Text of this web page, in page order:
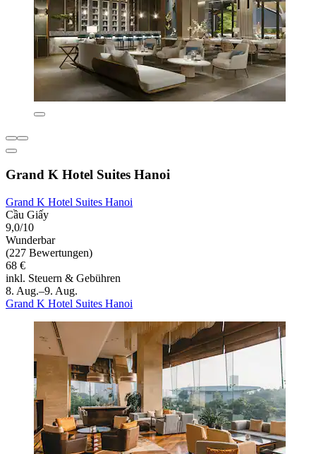
Grand K Hotel Suites Hanoi
Grand K Hotel Suites Hanoi
Cầu Giấy
9,0/10
Wunderbar
(227 Bewertungen)
68 €
inkl. Steuern & Gebühren
8. Aug.–9. Aug.
Grand K Hotel Suites Hanoi